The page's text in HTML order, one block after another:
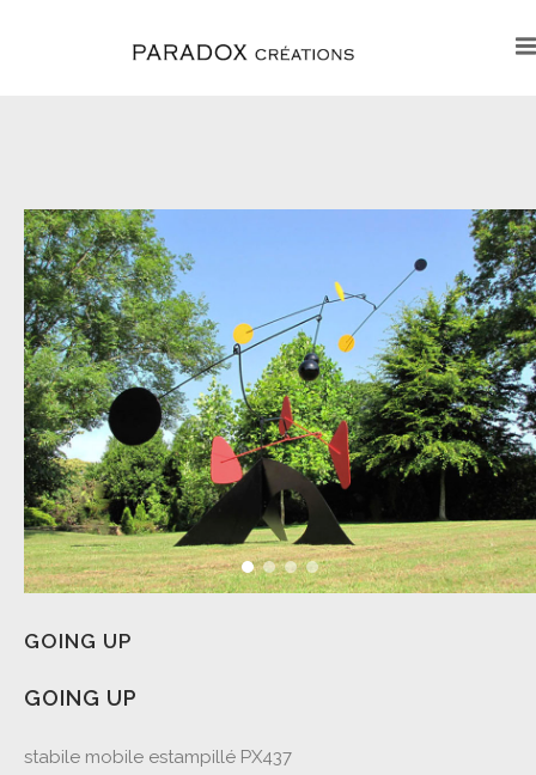
GOING UP
GOING UP
stabile mobile estampillé PX437